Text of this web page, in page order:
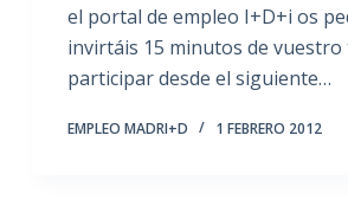
el portal de empleo I+D+i os
invirtáis 15 minutos de vuestro
participar desde el siguiente…
EMPLEO MADRI+D 1 FEBRERO 2012